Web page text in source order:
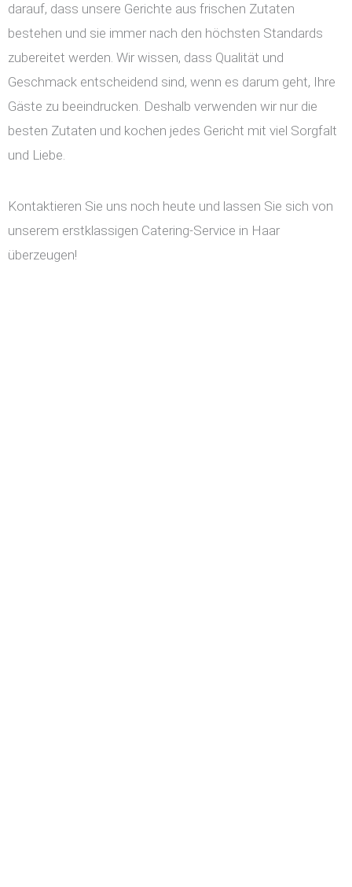
darauf, dass unsere Gerichte aus frischen Zutaten
bestehen und sie immer nach den höchsten Standards
zubereitet werden. Wir wissen, dass Qualität und
Geschmack entscheidend sind, wenn es darum geht, Ihre
Gäste zu beeindrucken. Deshalb verwenden wir nur die
besten Zutaten und kochen jedes Gericht mit viel Sorgfalt
und Liebe.
Kontaktieren Sie uns noch heute und lassen Sie sich von
unserem erstklassigen Catering-Service in Haar
überzeugen!